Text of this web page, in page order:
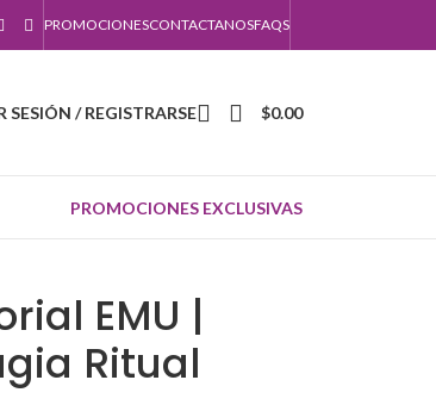
PROMOCIONESCONTACTANOSFAQS
SESIÓN / REGISTRARSE $0.00
PROMOCIONES EXCLUSIVAS
EMU |
Ritual